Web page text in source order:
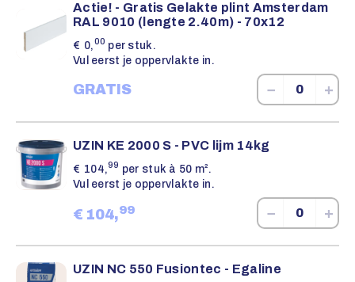
Actie! - Gratis Gelakte plint Amsterdam
RAL 9010 (lengte 2.40m) - 70x12
€ 0,00 per stuk.
Vul eerst je oppervlakte in.
GRATIS − +
UZIN KE 2000 S - PVC lijm 14kg
€ 104,99 per stuk à 50 m².
Vul eerst je oppervlakte in.
€ 104,99 − +
UZIN NC 550 Fusiontec - Egaline